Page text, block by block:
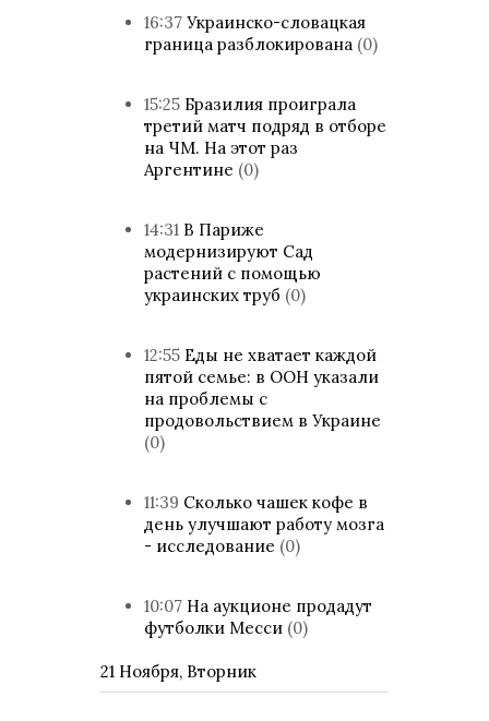
16:37 Украинско-словацкая
граница разблокирована (0)
15:25 Бразилия проиграла
третий матч подряд в отборе
на ЧМ. На этот раз
Аргентине (0)
14:31 В Париже
модернизируют Cад
растений с помощью
украинских труб (0)
12:55 Еды не хватает каждой
пятой семье: в ООН указали
на проблемы с
продовольствием в Украине
(0)
11:39 Сколько чашек кофе в
день улучшают работу мозга
- исследование (0)
10:07 На аукционе продадут
футболки Месси (0)
21 Ноября, Вторник